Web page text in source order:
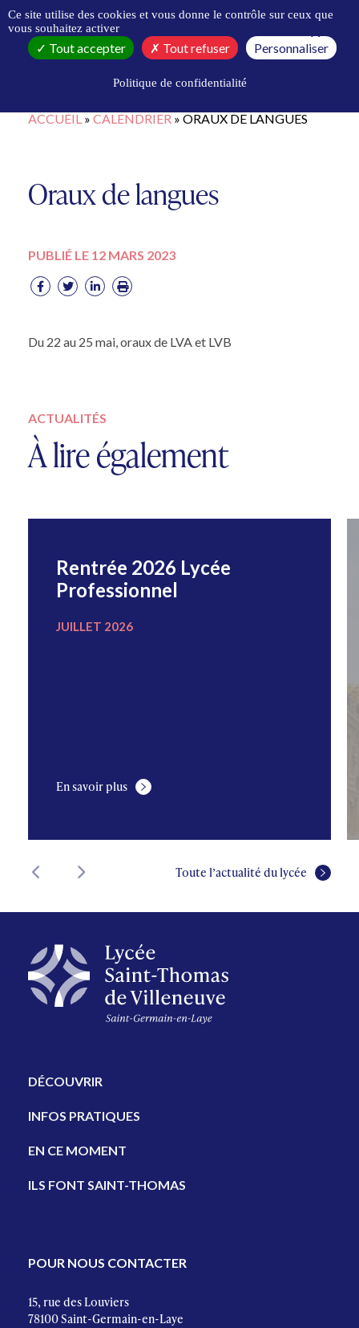
ACCUEIL » CALENDRIER » ORAUX DE LANGUES
Oraux de langues
PUBLIÉ LE 12 MARS 2023
Du 22 au 25 mai, oraux de LVA et LVB
ACTUALITÉS
À lire également
Rentrée 2026 Lycée
Professionnel
JUILLET 2026
En savoir plus
Toute l’actualité du lycée
DÉCOUVRIR
INFOS PRATIQUES
EN CE MOMENT
ILS FONT SAINT-THOMAS
POUR NOUS CONTACTER
15, rue des Louviers
78100 Saint-Germain-en-Laye
Panneau de gestion des cookies
Ce site utilise des cookies et vous donne le contrôle sur ceux que
vous souhaitez activer
Tout accepter Tout refuser Personnaliser
Politique de confidentialité